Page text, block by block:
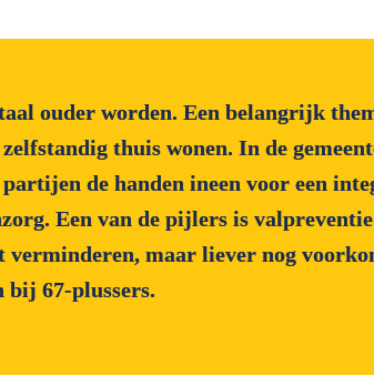
ouder worden. Een belangrijk
thuis wonen. In de
de handen ineen voor een
Een van de pijlers is
verminderen, maar liever nog
bij 67-plussers.